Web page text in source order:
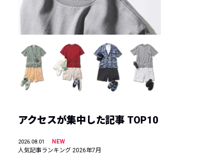
アクセスが集中した記事 TOP10
2026.08.01
NEW
人気記事ランキング 2026年7月